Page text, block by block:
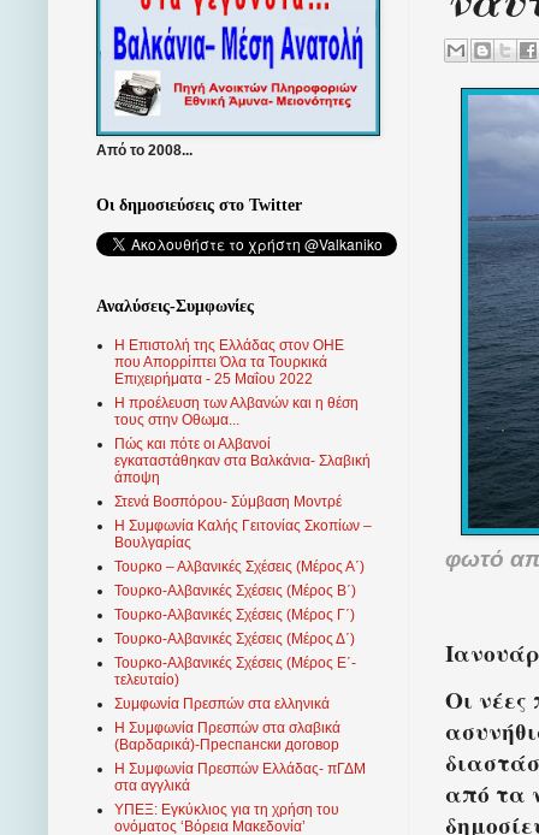
φωτό
Οι νέες
από τα
Από το 2008...
Οι δημοσιεύσεις στο Twitter
Αναλύσεις-Συμφωνίες
Η Επιστολή της Ελλάδας στον ΟΗΕ
που Απορρίπτει Όλα τα Τουρκικά
Επιχειρήματα - 25 Μαΐου 2022
Η προέλευση των Αλβανών και η θέση
τους στην Οθωμα...
Πώς και πότε οι Αλβανοί
εγκαταστάθηκαν στα Βαλκάνια- Σλαβική
άποψη
Στενά Βοσπόρου- Σύμβαση Μοντρέ
Η Συμφωνία Καλής Γειτονίας Σκοπίων –
Βουλγαρίας
Τουρκο – Αλβανικές Σχέσεις (Mέρος Α΄)
Τουρκο-Αλβανικές Σχέσεις (Μέρος Β΄)
Τουρκο-Αλβανικές Σχέσεις (Μέρος Γ΄)
Τουρκο-Αλβανικές Σχέσεις (Μέρος Δ΄)
Τουρκο-Αλβανικές Σχέσεις (Μέρος Ε΄-
τελευταίο)
Συμφωνία Πρεσπών στα ελληνικά
Η Συμφωνία Πρεσπών στα σλαβικά
(Βαρδαρικά)-Преспански договор
Η Συμφωνία Πρεσπών Ελλάδας- πΓΔΜ
στα αγγλικά
ΥΠΕΞ: Εγκύκλιος για τη χρήση του
ονόματος ‘Βόρεια Μακεδονία’